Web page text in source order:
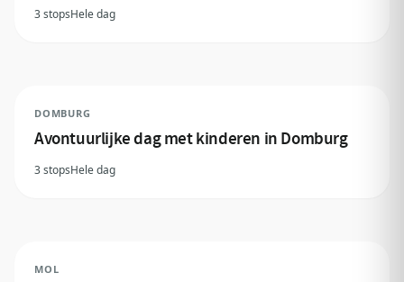
3 stopsHele dag
DOMBURG
Avontuurlijke dag met kinderen in Domburg
3 stopsHele dag
MOL